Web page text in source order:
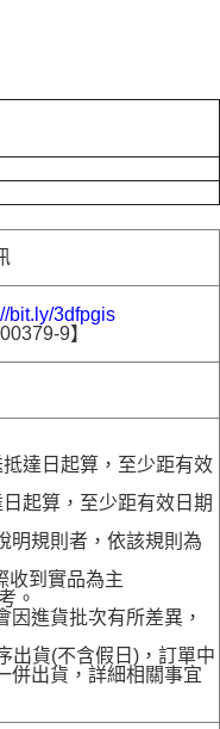
bit.ly/3dfpgis
9】
達日起算，至少距有效
起算，至少距有效日期
明規則者，依該規則為
收到實品為主
。
因進貨批次有所差異，
出貨(不含假日)，訂單中
併出貨，詳細相關事宜